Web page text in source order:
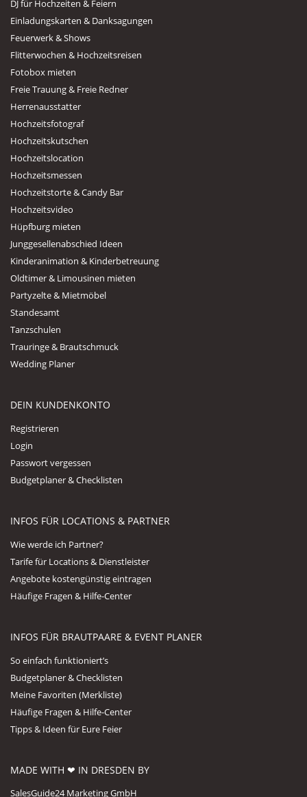
DJ für Hochzeiten & Feiern
Einladungskarten & Danksagungen
Feuerwerk & Shows
Flitterwochen & Hochzeitsreisen
Fotobox mieten
Freie Trauung & Freie Redner
Herrenausstatter
Hochzeitsfotograf
Hochzeitskutschen
Hochzeitslocation
Hochzeitsmessen
Hochzeitstorte & Candy Bar
Hochzeitsvideo
Hüpfburg mieten
Junggesellenabschied Ideen
Kinderanimation & Kinderbetreuung
Oldtimer & Limousinen mieten
Partyzelte & Mietmöbel
Standesamt
Tanzschulen
Trauringe & Brautschmuck
Wedding Planer
DEIN KUNDENKONTO
Registrieren
Login
Passwort vergessen
Budgetplaner & Checklisten
INFOS FÜR LOCATIONS & PARTNER
Wie werde ich Partner?
Tarife für Locations & Dienstleister
Angebote kostengünstig eintragen
Häufige Fragen & Hilfe-Center
INFOS FÜR BRAUTPAARE & EVENT PLANER
So einfach funktioniert’s
Budgetplaner & Checklisten
Meine Favoriten (Merkliste)
Häufige Fragen & Hilfe-Center
Tipps & Ideen für Eure Feier
MADE WITH ❤ IN DRESDEN BY
SalesGuide24 Marketing GmbH